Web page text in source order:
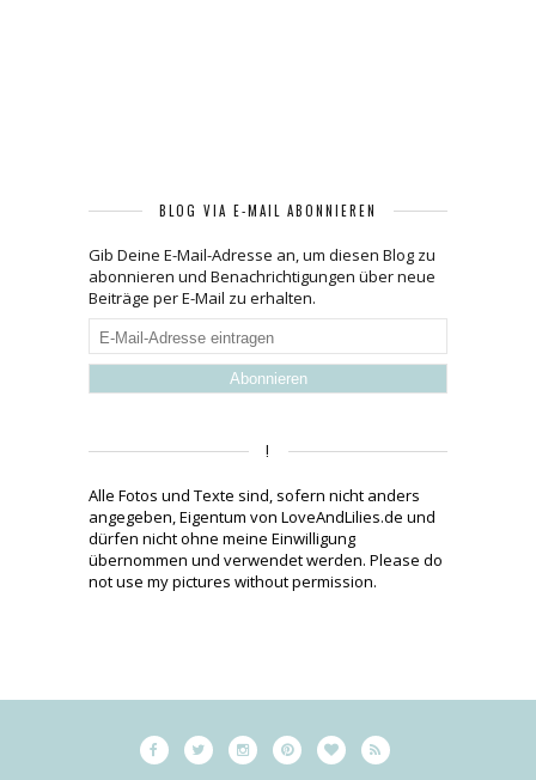
BLOG VIA E-MAIL ABONNIEREN
Gib Deine E-Mail-Adresse an, um diesen Blog zu
abonnieren und Benachrichtigungen über neue
Beiträge per E-Mail zu erhalten.
E-
Mail-
Adresse
eintragen
!
Alle Fotos und Texte sind, sofern nicht anders
angegeben, Eigentum von LoveAndLilies.de und
dürfen nicht ohne meine Einwilligung
übernommen und verwendet werden. Please do
not use my pictures without permission.